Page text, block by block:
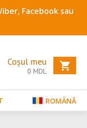
Facebook sau
Coșul meu
0 MDL
ROMÂNĂ